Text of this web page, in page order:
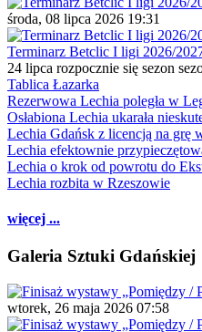
środa, 08 lipca 2026 19:31
Terminarz Betclic I ligi 2026/
24 lipca rozpocznie się sezon
Tablica Łazarka
Rezerwowa Lechia poległa w
Osłabiona Lechia ukarała
Lechia Gdańsk z licencją na grę
Lechia efektownie
Lechia o krok od powrotu do
Lechia rozbita w Rzeszowie
więcej ...
Galeria Sztuki Gdańskiej
wtorek, 26 maja 2026 07:58